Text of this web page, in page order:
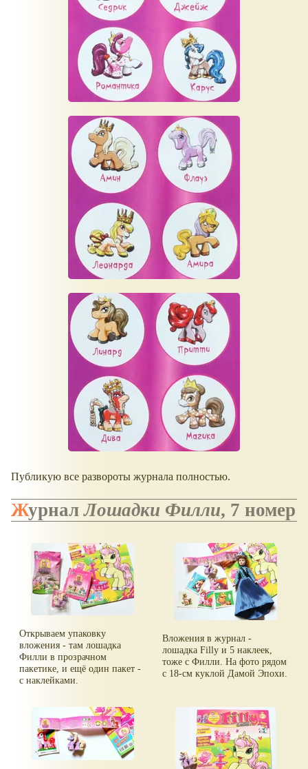
Публикую все развороты журнала полностью.
ЖурналЛошадки Филли, 7 номер
Открываем упаковку
вложения - там лошадка
Филли в прозрачном
пакетике, и ещё один пакет -
с наклейками.
Вложения в журнал -
лошадка Filly и 5 наклеек,
тоже с Филли. На фото рядом
с 18-см куклой Дамой Эпохи.